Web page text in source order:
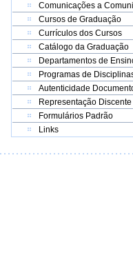
Comunicações a
Cursos de Graduação
Currículos dos Cursos
Catálogo da Graduação
Departamentos de
Programas de
Autenticidade
Representação Discente
Formulários Padrão
Links